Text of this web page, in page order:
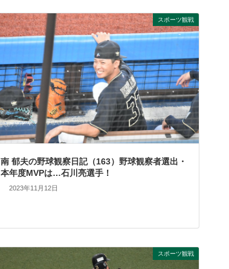
スポーツ観戦
南 郁夫の野球観察日記（163）野球観察者選出・
本年度MVPは…石川亮選手！
2023年11月12日
スポーツ観戦